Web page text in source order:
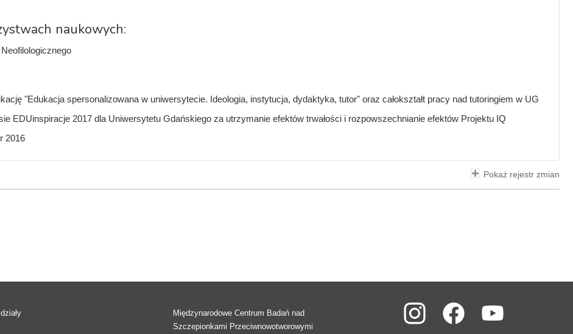
naukowych:
"Edukacja spersonalizowana w uniwersytecie. Ideologia, instytucja, dydaktyka, tutor" oraz całokształt pracy nad tutoringiem w UG
EDUinspiracje 2017 dla Uniwersytetu Gdańskiego za utrzymanie efektów trwałości i rozpowszechnianie efektów Projektu IQ
2016
Pokaż rejestr zmian
Międzynarodowe Centrum Badań nad
Szczepionkami Przeciwnowotworowymi